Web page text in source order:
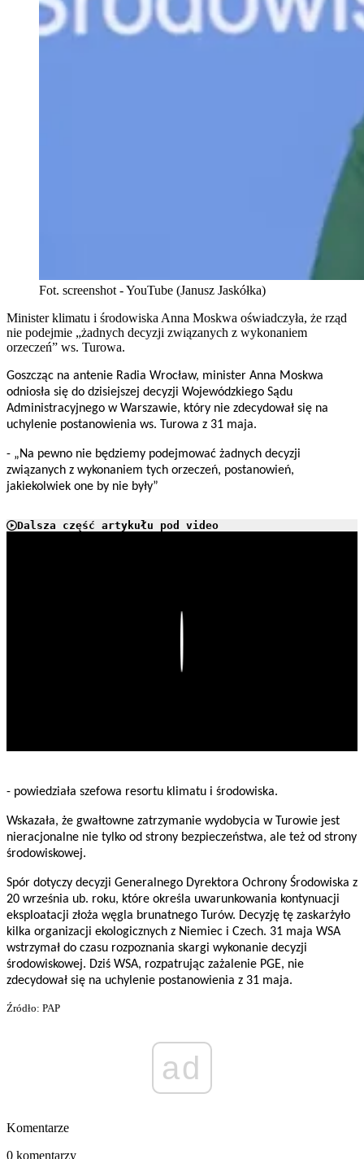
Fot. screenshot - YouTube (Janusz Jaskółka)
Minister klimatu i środowiska Anna Moskwa oświadczyła, że rząd
nie podejmie „żadnych decyzji związanych z wykonaniem
orzeczeń” ws. Turowa.
Goszcząc na antenie Radia Wrocław, minister Anna Moskwa
odniosła się do dzisiejszej decyzji Wojewódzkiego Sądu
Administracyjnego w Warszawie, który nie zdecydował się na
uchylenie postanowienia ws. Turowa z 31 maja.
- „Na pewno nie będziemy podejmować żadnych decyzji
związanych z wykonaniem tych orzeczeń, postanowień,
jakiekolwiek one by nie były”
Dalsza część artykułu pod video
- powiedziała szefowa resortu klimatu i środowiska.
Wskazała, że gwałtowne zatrzymanie wydobycia w Turowie jest
nieracjonalne nie tylko od strony bezpieczeństwa, ale też od strony
środowiskowej.
Spór dotyczy decyzji Generalnego Dyrektora Ochrony Środowiska z
20 września ub. roku, które określa uwarunkowania kontynuacji
eksploatacji złoża węgla brunatnego Turów. Decyzję tę zaskarżyło
kilka organizacji ekologicznych z Niemiec i Czech. 31 maja WSA
wstrzymał do czasu rozpoznania skargi wykonanie decyzji
środowiskowej. Dziś WSA, rozpatrując zażalenie PGE, nie
zdecydował się na uchylenie postanowienia z 31 maja.
Źródło: PAP
ad
Komentarze
0 komentarzy